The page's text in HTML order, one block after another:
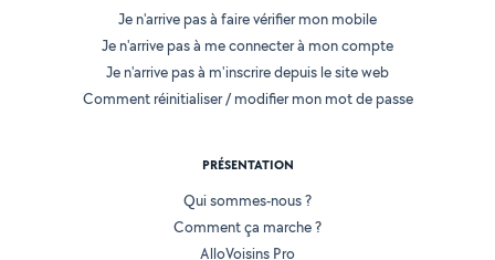
Je n'arrive pas à faire vérifier mon mobile
Je n'arrive pas à me connecter à mon compte
Je n'arrive pas à m'inscrire depuis le site web
Comment réinitialiser / modifier mon mot de passe
PRÉSENTATION
Qui sommes-nous ?
Comment ça marche ?
AlloVoisins Pro